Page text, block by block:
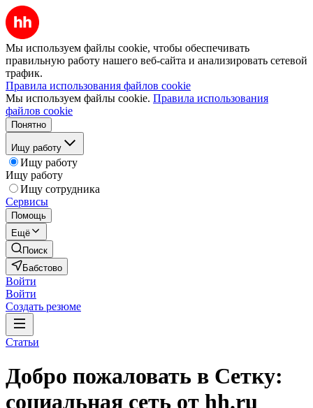
Мы используем файлы cookie, чтобы обеспечивать
правильную работу нашего веб-сайта и анализировать сетевой
трафик.
Правила использования файлов cookie
Мы используем файлы cookie. Правила использования
файлов cookie
Понятно
Ищу работу
Ищу работу
Ищу работу
Ищу сотрудника
Сервисы
Помощь
Ещё
Поиск
Бабстово
Войти
Войти
Создать резюме
Статьи
Добро пожаловать в Сетку:
социальная сеть от hh.ru